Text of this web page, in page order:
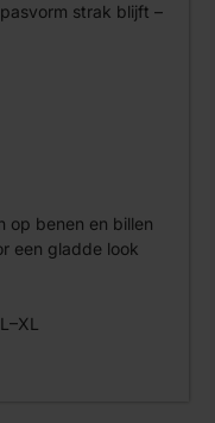
strak blijft –
op benen en billen
een gladde look